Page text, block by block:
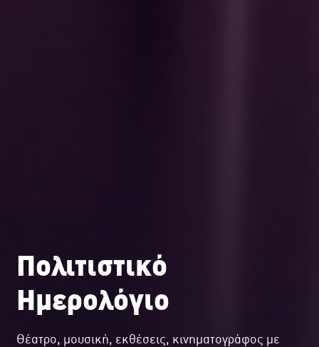
Πολιτιστικό
Ημερολόγιο
Θέατρο, μουσική, εκθέσεις, κινηματογράφος με